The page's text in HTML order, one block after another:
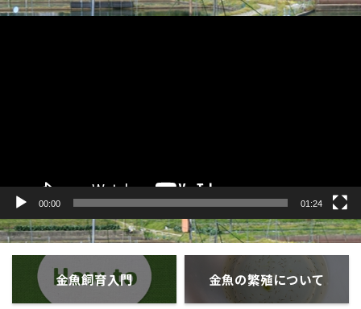
00:00 01:24
金魚飼育入門 金魚の繁殖について